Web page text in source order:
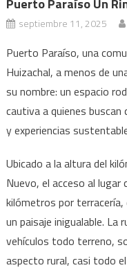
Puerto Paraíso Un
septiembre 11, 2025
Puerto Paraíso, una
Huizachal, a menos de
su nombre: un espacio
cautiva a quienes
y experiencias
Ubicado a la altura del
Nuevo, el acceso al lugar
kilómetros por
un paisaje inigualable. La
vehículos todo terreno,
aspecto rural, casi todo